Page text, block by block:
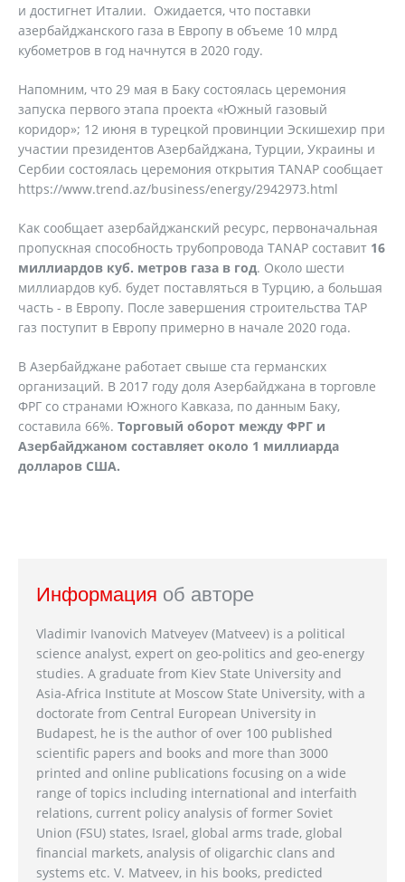
и достигнет Италии. Ожидается, что поставки
азербайджанского газа в Европу в объеме 10 млрд
кубометров в год начнутся в 2020 году.
Напомним, что 29 мая в Баку состоялась церемония
запуска первого этапа проекта «Южный газовый
коридор»; 12 июня в турецкой провинции Эскишехир при
участии президентов Азербайджана, Турции, Украины и
Сербии состоялась церемония открытия TANAP сообщает
https://www.trend.az/business/energy/2942973.html
Как сообщает азербайджанский ресурс, первоначальная
пропускная способность трубопровода TANAP составит 16
миллиардов куб. метров газа в год. Около шести
миллиардов куб. будет поставляться в Турцию, а большая
часть - в Европу. После завершения строительства TAP
газ поступит в Европу примерно в начале 2020 года.
В Азербайджане работает свыше ста германских
организаций. В 2017 году доля Азербайджана в торговле
ФРГ со странами Южного Кавказа, по данным Баку,
составила 66%. Торговый оборот между ФРГ и
Азербайджаном составляет около 1 миллиарда
долларов США.
Информация об авторе
Vladimir Ivanovich Matveyev (Matveev) is a political
science analyst, expert on geo-politics and geo-energy
studies. A graduate from Kiev State University and
Asia-Africa Institute at Moscow State University, with a
doctorate from Central European University in
Budapest, he is the author of over 100 published
scientific papers and books and more than 3000
printed and online publications focusing on a wide
range of topics including international and interfaith
relations, current policy analysis of former Soviet
Union (FSU) states, Israel, global arms trade, global
financial markets, analysis of oligarchic clans and
systems etc. V. Matveev, in his books, predicted